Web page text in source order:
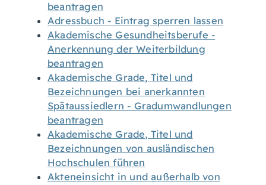
beantragen
Adressbuch - Eintrag sperren lassen
Akademische Gesundheitsberufe -
Anerkennung der Weiterbildung
beantragen
Akademische Grade, Titel und
Bezeichnungen bei anerkannten
Spätaussiedlern - Gradumwandlungen
beantragen
Akademische Grade, Titel und
Bezeichnungen von ausländischen
Hochschulen führen
Akteneinsicht in und außerhalb von